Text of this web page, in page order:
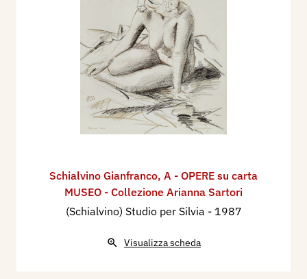
Schialvino ​Gianfranco, A - OPERE su carta
MUSEO - Collezione Arianna Sartori
(Schialvino) Studio per Silvia - 1987
Visualizza scheda